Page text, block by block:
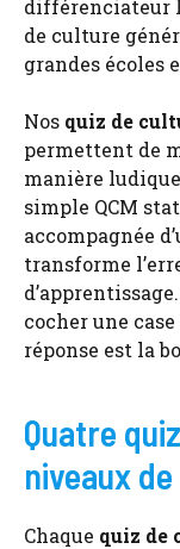
différenciateur
de culture
grandes écoles
Nos quiz de
permettent de
manière
simple QCM
accompagnée
transforme
cocher une
réponse est la
Quatre
niveaux
Chaque quiz de